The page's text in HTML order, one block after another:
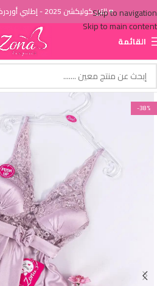
Skip to navigation
Skip to main content
♥ الاَن كوليكشن 2025 - إطلبي أوردركـ والتوصيل لباب البيت ♥
القائمة
-38%